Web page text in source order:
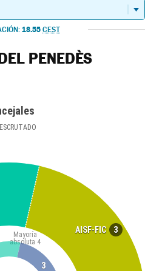
18.55 CEST
PENEDÈS
ESCRUTADO
AISF-FIC 3
Mayoría
absoluta 4
3